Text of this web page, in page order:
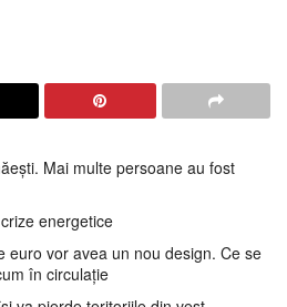
Mai multe persoane au fost
energetice
euro vor avea un nou design. Ce se
în circulație